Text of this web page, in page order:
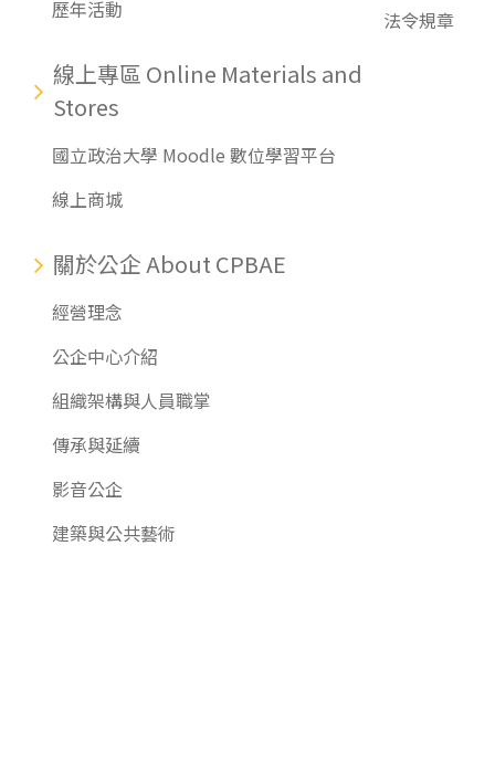
歷年活動
線上專區 Online Materials and
Stores
國立政治大學 Moodle 數位學習平台
線上商城
關於公企 About CPBAE
經營理念
公企中心介紹
組織架構與人員職掌
傳承與延續
影音公企
建築與公共藝術
法令規章